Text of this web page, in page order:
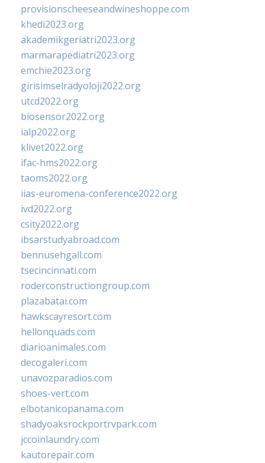
provisionscheeseandwineshoppe.com
khedi2023.org
akademikgeriatri2023.org
marmarapediatri2023.org
emchie2023.org
girisimselradyoloji2022.org
utcd2022.org
biosensor2022.org
ialp2022.org
klivet2022.org
ifac-hms2022.org
taoms2022.org
iias-euromena-conference2022.org
ivd2022.org
csity2022.org
ibsarstudyabroad.com
bennusehgall.com
tsecincinnati.com
roderconstructiongroup.com
plazabatai.com
hawkscayresort.com
hellonquads.com
diarioanimales.com
decogaleri.com
unavozparadios.com
shoes-vert.com
elbotanicopanama.com
shadyoaksrockportrvpark.com
jccoinlaundry.com
kautorepair.com